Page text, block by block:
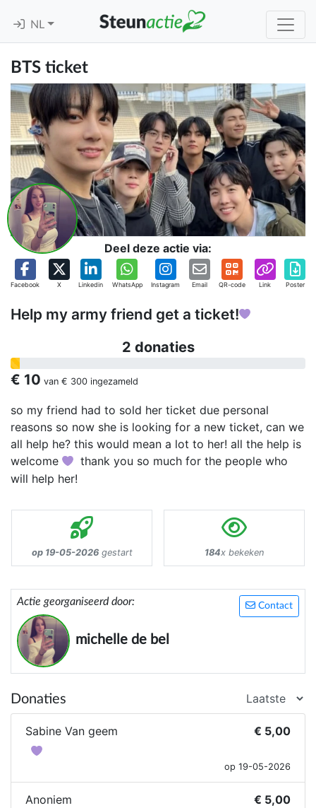
NL
BTS ticket
Deel deze actie via:
Facebook X Linkedin WhatsApp Instagram Email QR-code Link Poster
Help my army friend get a ticket!
2 donaties
€ 10 van € 300 ingezameld
so my friend had to sold her ticket due personal
reasons so now she is looking for a new ticket, can we
all help he? this would mean a lot to her! all the help is
welcome
thank you so much for the people who
will help her!
op 19-05-2026gestart 184x bekeken
Contact
Actie georganiseerd door:
michelle de bel
Donaties
Sabine Van geem € 5,00
op 19-05-2026
Anoniem € 5,00